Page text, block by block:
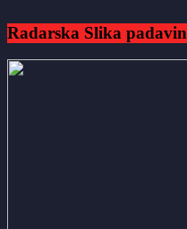
Radarska Slika padavin